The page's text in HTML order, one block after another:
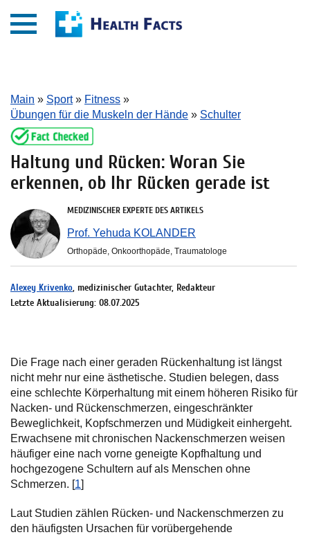
Main » Sport» Fitness »
Übungen für die Muskeln der Hände » Schulter
Haltung und Rücken: Woran Sie
erkennen, ob Ihr Rücken gerade ist
MEDIZINISCHER EXPERTE DES ARTIKELS
Prof. Yehuda KOLANDER
Orthopäde, Onkoorthopäde, Traumatologe
Alexey Krivenko, medizinischer Gutachter, Redakteur
Letzte Aktualisierung: 08.07.2025
Die Frage nach einer geraden Rückenhaltung ist längst
nicht mehr nur eine ästhetische. Studien belegen, dass
eine schlechte Körperhaltung mit einem höheren Risiko für
Nacken- und Rückenschmerzen, eingeschränkter
Beweglichkeit, Kopfschmerzen und Müdigkeit einhergeht.
Erwachsene mit chronischen Nackenschmerzen weisen
häufiger eine nach vorne geneigte Kopfhaltung und
hochgezogene Schultern auf als Menschen ohne
Schmerzen. [1]
Laut Studien zählen Rücken- und Nackenschmerzen zu
den häufigsten Ursachen für vorübergehende